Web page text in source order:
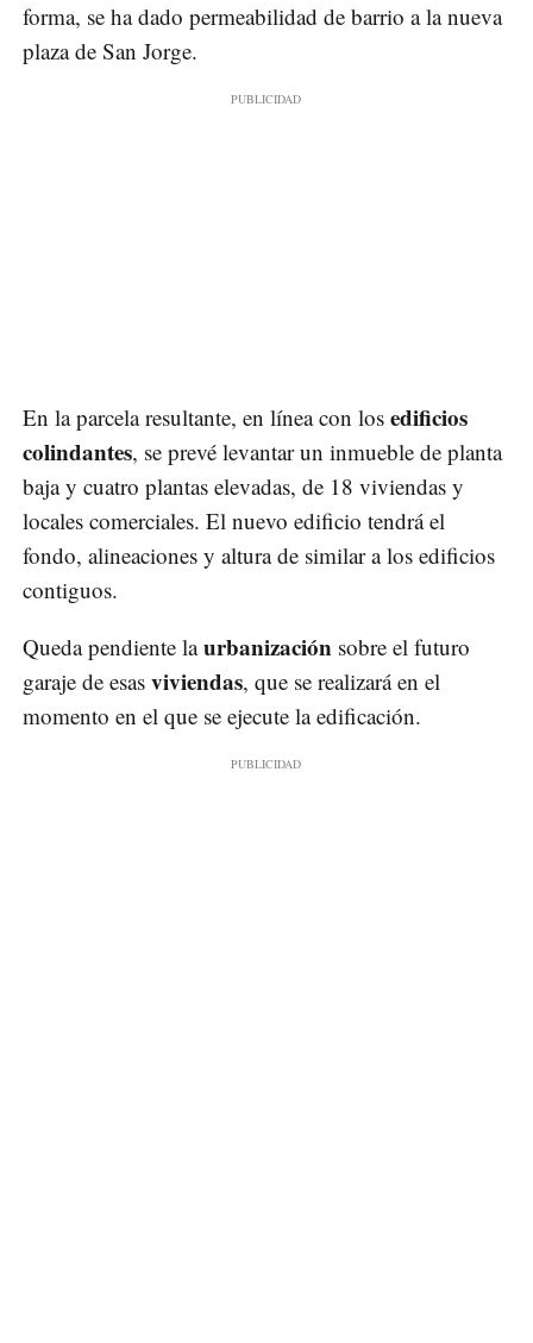
forma, se ha dado permeabilidad de barrio a la nueva
plaza de San Jorge.
En la parcela resultante, en línea con los edificios
colindantes, se prevé levantar un inmueble de planta
baja y cuatro plantas elevadas, de 18 viviendas y
locales comerciales. El nuevo edificio tendrá el
fondo, alineaciones y altura de similar a los edificios
contiguos.
Queda pendiente laurbanización sobre el futuro
garaje de esas viviendas, que se realizará en el
momento en el que se ejecute la edificación.